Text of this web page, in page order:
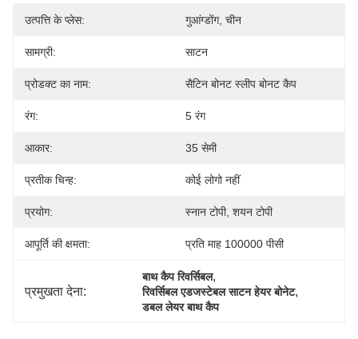
उत्पत्ति के प्लेस: गुआंग्डोंग, चीन
सामग्री: साटन
प्रोडक्ट का नाम: सैटिन बोनट स्लीप बोनट कैप
रंग: 5 रंग
आकार: 35 सेमी
प्रतीक चिन्ह: कोई लोगो नहीं
प्रयोग: स्नान टोपी, शयन टोपी
आपूर्ति की क्षमता: प्रति माह 100000 पीसी
प्रमुखता देना:
बाथ कैप रिवर्सिबल,
रिवर्सिबल एडजस्टेबल साटन हेयर बोनेट,
डबल लेयर बाथ कैप